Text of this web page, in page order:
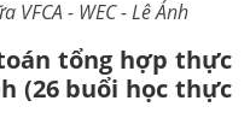
VFCA - WEC - Lê Ánh
tổng hợp thực
(26 buổi học thực